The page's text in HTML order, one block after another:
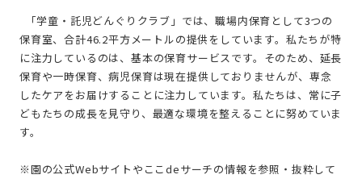
保育室、合計46.2平方メートルの提供をしています。私たちが特
に注力しているのは、基本の保育サービスです。そのため、延長
保育や一時保育、病児保育は現在提供しておりませんが、専念
したケアをお届けすることに注力しています。私たちは、常に子
どもたちの成長を見守り、最適な環境を整えることに努めていま
す。
※園の公式Webサイトやここdeサーチの情報を参照・抜粋して